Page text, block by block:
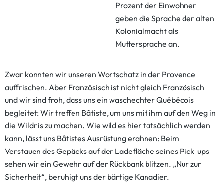
Prozent der Einwohner
geben die Sprache der alten
Kolonialmacht als
Muttersprache an.
Zwar konnten wir unseren Wortschatz in der Provence
auffrischen. Aber Französisch ist nicht gleich Französisch
und wir sind froh, dass uns ein waschechter Québécois
begleitet: Wir treffen Bâtiste, um uns mit ihm auf den Weg in
die Wildnis zu machen. Wie wild es hier tatsächlich werden
kann, lässt uns Bâtistes Ausrüstung erahnen: Beim
Verstauen des Gepäcks auf der Ladefläche seines Pick-ups
sehen wir ein Gewehr auf der Rückbank blitzen. „Nur zur
Sicherheit“, beruhigt uns der bärtige Kanadier.